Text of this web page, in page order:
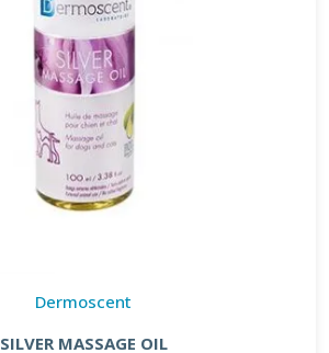
Dermoscent
SILVER MASSAGE OIL